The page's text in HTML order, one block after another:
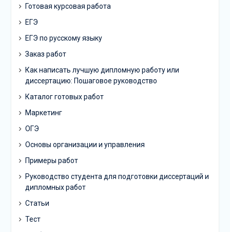
Готовая курсовая работа
ЕГЭ
ЕГЭ по русскому языку
Заказ работ
Как написать лучшую дипломную работу или
диссертацию: Пошаговое руководство
Каталог готовых работ
Маркетинг
ОГЭ
Основы организации и управления
Примеры работ
Руководство студента для подготовки диссертаций и
дипломных работ
Статьи
Тест